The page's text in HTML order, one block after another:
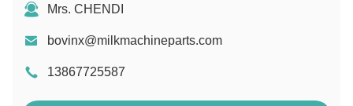
Mrs. CHENDI
bovinx@milkmachineparts.com
13867725587